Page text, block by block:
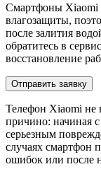
Смартфоны Xiaomi
влагозащиты,
после залития
обратитесь в
восстановление
Отправить заявку
Телефон Xiaomi не
причино: начиная
серьезным
случаях смартфон
ошибок или после